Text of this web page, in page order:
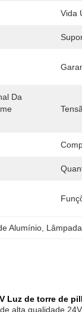
Vida
Da
Alumínio
Luz de torre de
alta qualidade